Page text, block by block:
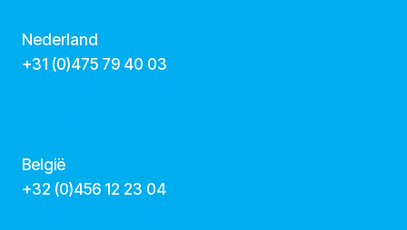
Nederland
+31 (0)475 79 40 03
België
‭+32 (0)456 12 23 04‬